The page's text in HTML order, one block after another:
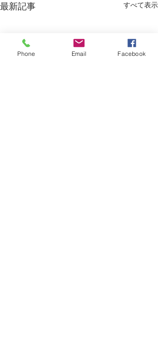
最新記事 すべて表示
Phone Email Facebook